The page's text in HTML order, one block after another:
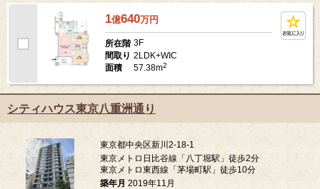
1億640万円
所在階 3F
間取り 2LDK+WIC
面積
57.38m2
シティハウス東京八重洲通り
東京都中央区新川2-18-1
東京メトロ日比谷線「八丁堀駅」徒歩2分
東京メトロ東西線「茅場町駅」徒歩10分
築年月 2019年11月